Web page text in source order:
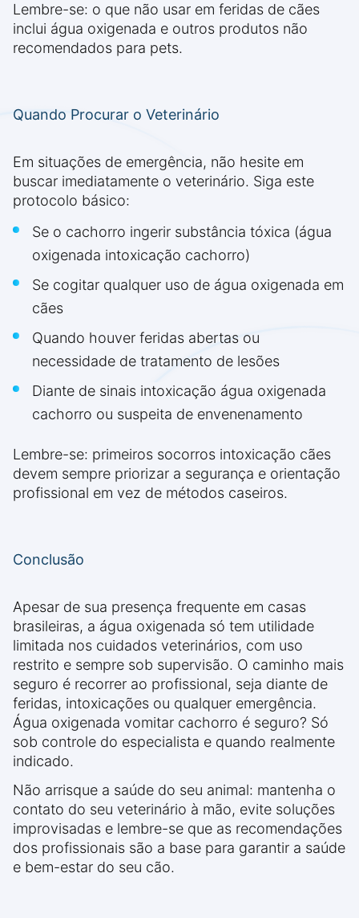
Lembre-se: o que não usar em feridas de cães
inclui água oxigenada e outros produtos não
recomendados para pets.
Quando Procurar o Veterinário
Em situações de emergência, não hesite em
buscar imediatamente o veterinário. Siga este
protocolo básico:
Se o cachorro ingerir substância tóxica (água
oxigenada intoxicação cachorro)
Se cogitar qualquer uso de água oxigenada em
cães
Quando houver feridas abertas ou
necessidade de tratamento de lesões
Diante de sinais intoxicação água oxigenada
cachorro ou suspeita de envenenamento
Lembre-se: primeiros socorros intoxicação cães
devem sempre priorizar a segurança e orientação
profissional em vez de métodos caseiros.
Conclusão
Apesar de sua presença frequente em casas
brasileiras, a água oxigenada só tem utilidade
limitada nos cuidados veterinários, com uso
restrito e sempre sob supervisão. O caminho mais
seguro é recorrer ao profissional, seja diante de
feridas, intoxicações ou qualquer emergência.
Água oxigenada vomitar cachorro é seguro? Só
sob controle do especialista e quando realmente
indicado.
Não arrisque a saúde do seu animal: mantenha o
contato do seu veterinário à mão, evite soluções
improvisadas e lembre-se que as recomendações
dos profissionais são a base para garantir a saúde
e bem-estar do seu cão.